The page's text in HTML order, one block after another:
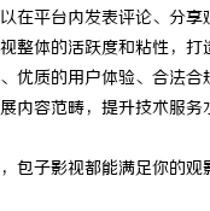
在平台内发表评论、分
整体的活跃度和粘性，打
优质的用户体验、合法
内容范畴，提升技术服
包子影视都能满足你的